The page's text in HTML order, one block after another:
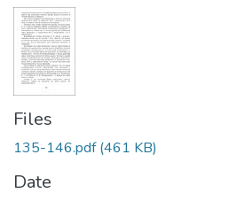
Files
135-146.pdf(461 KB)
Date